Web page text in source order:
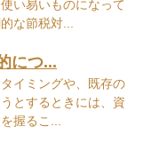
い易いものになって
な節税対...
につ...
イミングや、既存の
とするときには、資
握るこ...